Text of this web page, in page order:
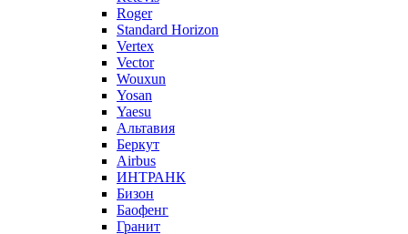
Roger
Standard Horizon
Vertex
Vector
Wouxun
Yosan
Yaesu
Альтавия
Беркут
Airbus
ИНТРАНК
Бизон
Баофенг
Гранит